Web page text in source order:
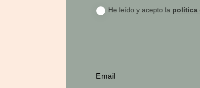
He leído y acepto la política
Email